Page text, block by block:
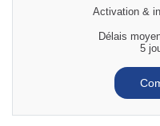
Activation &
Délais
5